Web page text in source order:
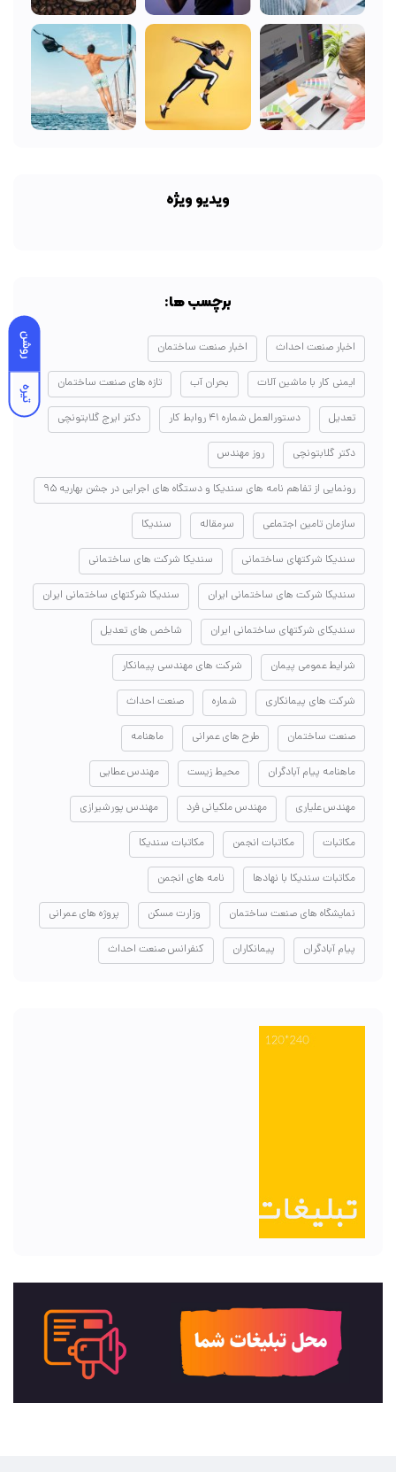
روشن
تیره
ویدیو ویژه
برچسب ها:
اخبار صنعت احداث اخبار صنعت ساختمان
ایمنی کار با ماشین آلات بحران آب تازه های صنعت ساختمان
تعدیل دستورالعمل شماره ۴۱ روابط کار دکتر ایرج گلابتونچی
دکتر گلابتونچی روز مهندس
رونمایی از تفاهم نامه های سندیکا و دستگاه های اجرایی در جشن بهاریه ۹۵
سازمان تامین اجتماعی سرمقاله سندیکا
سندیکا شرکتهای ساختمانی سندیکا شرکت های ساختمانی
سندیکا شرکت های ساختمانی ایران سندیکا شرکتهای ساختمانی ایران
سندیکای شرکتهای ساختمانی ایران شاخص های تعدیل
شرایط عمومی پیمان شرکت های مهندسی پیمانکار
شرکت های پیمانکاری شماره صنعت احداث
صنعت ساختمان طرح های عمرانی ماهنامه
ماهنامه پیام آبادگران محیط زیست مهندس عطایی
مهندس علیاری مهندس ملکیانی فرد مهندس پورشیرازی
مکاتبات مکاتبات انجمن مکاتبات سندیکا
مکاتبات سندیکا با نهادها نامه های انجمن
نمایشگاه های صنعت ساختمان وزارت مسکن پروژه های عمرانی
پیام آبادگران پیمانکاران کنفرانس صنعت احداث